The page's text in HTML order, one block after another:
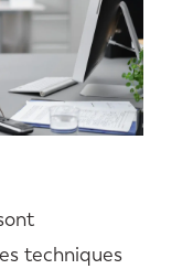
techniques